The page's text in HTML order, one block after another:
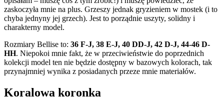
zaskoczyła mnie na plus. Grzeszy jednak gryzieniem w mostek (i to
chyba jednyny jej grzech). Jest to porządnie uszyty, solidny i
charakterny model.
Rozmiary Bellise to: 36 F-J, 38 E-J, 40 DD-J, 42 D-J, 44-46 D-
HH. Niepokoi mnie fakt, że w przeciwieństwie do poprzednich
kolekcji model ten nie będzie dostępny w bazowych kolorach, tak
przynajmniej wynika z posiadanych przeze mnie materiałów.
Koralowa koronka